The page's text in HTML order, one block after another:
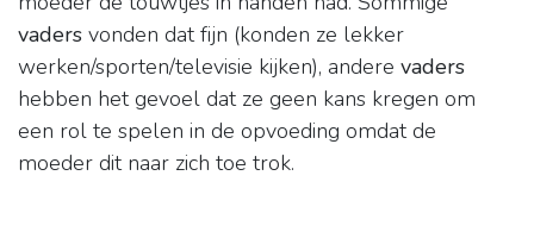
vaders vonden dat fijn (konden ze lekker
werken/sporten/televisie kijken), andere vaders
hebben het gevoel dat ze geen kans kregen om
een rol te spelen in de opvoeding omdat de
moeder dit naar zich toe trok.